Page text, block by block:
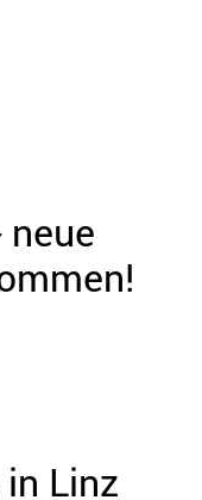
Linz